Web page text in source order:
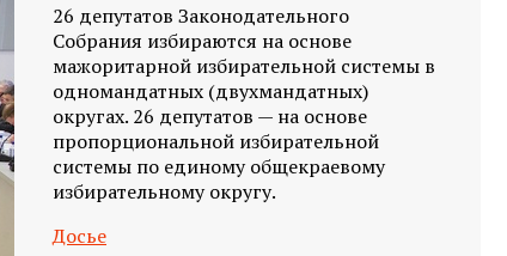
26 депутатов Законодательного
Собрания избираются на основе
мажоритарной избирательной системы в
одномандатных (двухмандатных)
округах. 26 депутатов — на основе
пропорциональной избирательной
системы по единому общекраевому
избирательному округу.
Досье